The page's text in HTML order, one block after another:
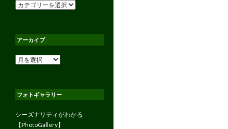
カ
ー
アーカイブ
ア
ブ
フォトギャラリー
シーズナリティがわかる
【PhotoGallery】